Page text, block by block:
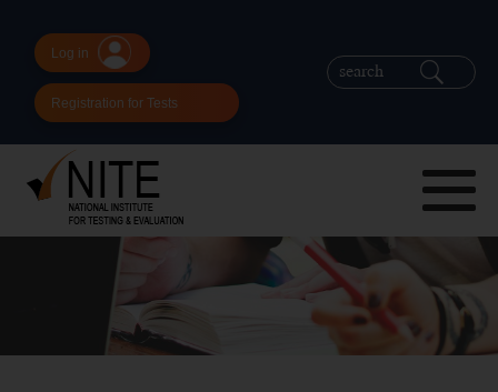
Log in
Registration for Tests